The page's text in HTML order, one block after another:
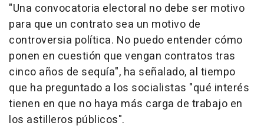
"Una convocatoria electoral no debe ser motivo
para que un contrato sea un motivo de
controversia política. No puedo entender cómo
ponen en cuestión que vengan contratos tras
cinco años de sequía", ha señalado, al tiempo
que ha preguntado a los socialistas "qué interés
tienen en que no haya más carga de trabajo en
los astilleros públicos".